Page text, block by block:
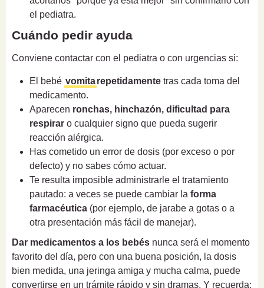
el pediatra.
Cuándo pedir ayuda
Conviene contactar con el pediatra o con urgencias si:
El bebé vomitarepetidamente tras cada toma del
medicamento.
Aparecen ronchas, hinchazón, dificultad para
respirar o cualquier signo que pueda sugerir
reacción alérgica.
Has cometido un error de dosis (por exceso o por
defecto) y no sabes cómo actuar.
Te resulta imposible administrarle el tratamiento
pautado: a veces se puede cambiar la forma
farmacéutica (por ejemplo, de jarabe a gotas o a
otra presentación más fácil de manejar).
Dar medicamentos a los bebés nunca será el momento
favorito del día, pero con una buena posición, la dosis
bien medida, una jeringa amiga y mucha calma, puede
convertirse en un trámite rápido y sin dramas. Y recuerda: